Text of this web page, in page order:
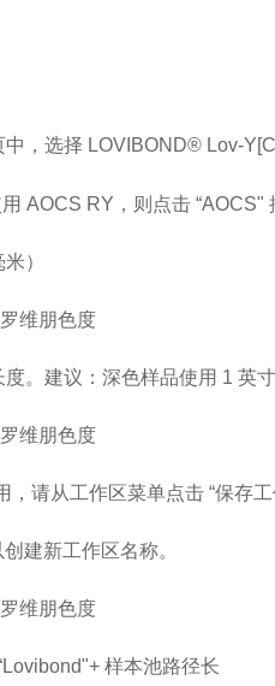
中，选择 LOVIBOND® Lov-
AOCS RY ，则点击 “AOCS"
）
度。建议：深色样品使用 1 英
，请从工作区菜单点击 “保存
创建新工作区名称。
样本池路径长